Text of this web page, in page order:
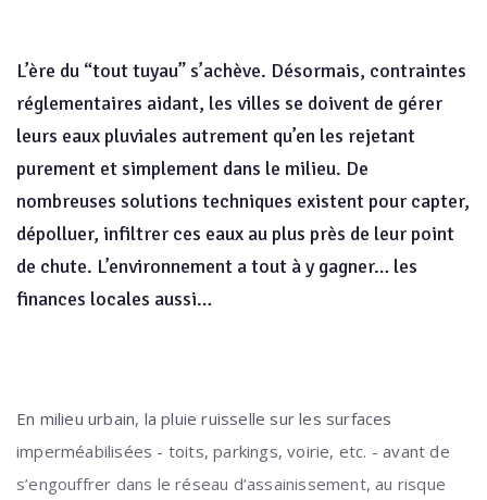
L’ère du “tout tuyau” s’achève. Désormais, contraintes
réglementaires aidant, les villes se doivent de gérer
leurs eaux pluviales autrement qu’en les rejetant
purement et simplement dans le milieu. De
nombreuses solutions techniques existent pour capter,
dépolluer, infiltrer ces eaux au plus près de leur point
de chute. L’environnement a tout à y gagner… les
finances locales aussi…
En milieu urbain, la pluie ruisselle sur les surfaces
imperméabilisées - toits, parkings, voirie, etc. - avant de
s’engouffrer dans le réseau d’assainissement, au risque